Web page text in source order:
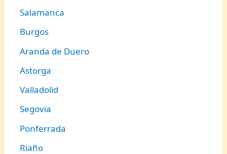
Salamanca
Burgos
Aranda de Duero
Astorga
Valladolid
Segovia
Ponferrada
Riaño